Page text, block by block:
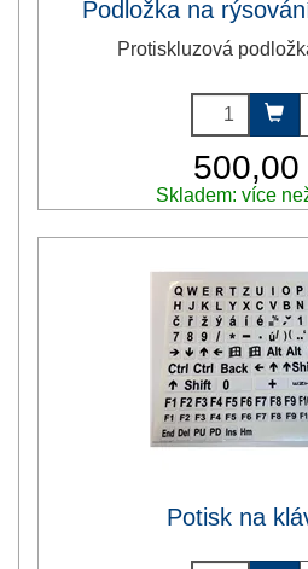
Podložka na
Protiskluzová
500,00
Skladem: více
Potisk na